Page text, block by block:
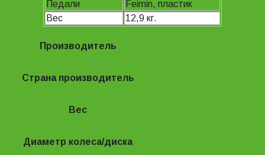
Педали
Feimin, пластик
Вес
12,9 кг.
Производитель
Страна производитель
Вес
Диаметр колеса/диска